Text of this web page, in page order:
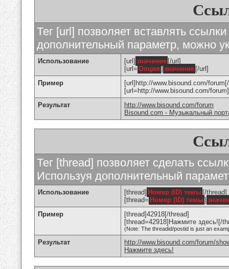
Тег [url] позволяет вставлять
дополнительный параметр, можно
Использование [url] значение [/url]
[url= Опция ] значение [/url]
Пример
[url]http://www.bisound.com/
[url=http://www.bisound.com/
Результат
http://www.bisound.com/forum
Bisound.com - Музыкальный
Тег [thread] позволяет сделать
Используя дополнительный
Использование [thread] Номер (ID) темы [/thread]
[thread= Номер (ID) темы]
Пример
[thread]42918[/thread]
[thread=42918]Нажмите здесь![/
(Note: The threadid/postid is just an
Результат
http://www.bisound.com/forum/
Нажмите здесь!